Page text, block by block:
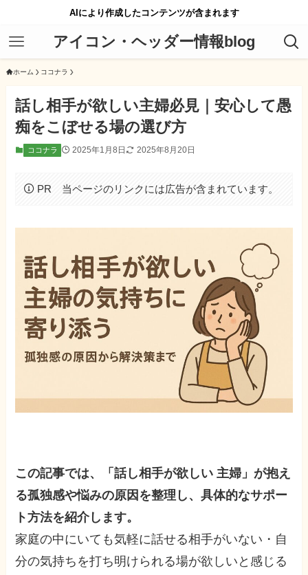
AIにより作成したコンテンツが含まれます
アイコン・ヘッダー情報blog
ホーム ココナラ
話し相手が欲しい主婦必見｜安心して愚
痴をこぼせる場の選び方
ココナラ 2025年1月8日 2025年8月20日
PR 当ページのリンクには広告が含まれています。
この記事では、「話し相手が欲しい 主婦」が抱え
る孤独感や悩みの原因を整理し、具体的なサポー
ト方法を紹介します。
家庭の中にいても気軽に話せる相手がいない・自
分の気持ちを打ち明けられる場が欲しいと感じる